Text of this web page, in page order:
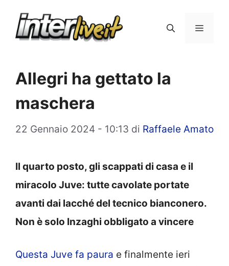
Menu
Allegri ha gettato la
maschera
22 Gennaio 2024 - 10:13 di Raffaele Amato
Il quarto posto, gli scappati di casa e il
miracolo Juve: tutte cavolate portate
avanti dai lacché del tecnico bianconero.
Non è solo Inzaghi obbligato a vincere
Questa Juve fa paura e finalmente ieri